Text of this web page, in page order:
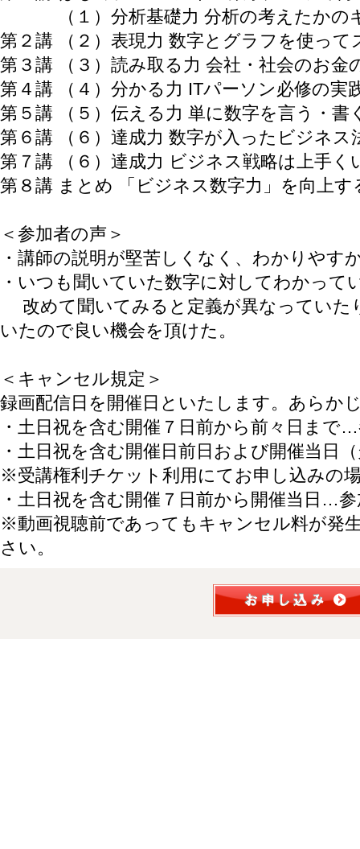
（１）分析基礎力 分析の考えたかの
第２講 （２）表現力 数字とグラフを使って
第３講 （３）読み取る力 会社・社会のお金
第４講 （４）分かる力 ITパーソン必修の実
第５講 （５）伝える力 単に数字を言う・
第６講 （６）達成力 数字が入ったビジネス
第７講 （６）達成力 ビジネス戦略は上手く
第８講 まとめ 「ビジネス数字力」を向上
＜参加者の声＞
・講師の説明が堅苦しくなく、わかりやす
・いつも聞いていた数字に対してわかって
改めて聞いてみると定義が異なっていた
いたので良い機会を頂けた。
＜キャンセル規定＞
録画配信日を開催日といたします。あらか
・土日祝を含む開催７日前から前々日まで
・土日祝を含む開催日前日および開催当日
※受講権利チケット利用にてお申し込みの
・土日祝を含む開催７日前から開催当日…
※動画視聴前であってもキャンセル料が発
さい。